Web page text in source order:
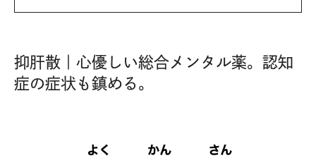
抑肝散｜心優しい総合メンタル薬。認知
症の症状も鎮める。